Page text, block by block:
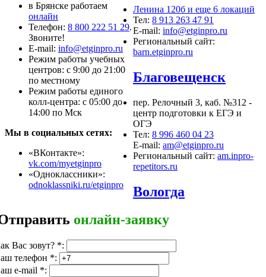
в Брянске работаем
онлайн
Телефон: 8 800 222 51 29.
Звоните!
Е-mail: info@etginpro.ru
Режим работы учебных
центров: с 9:00 до 21:00
по местному
Режим работы единого
колл-центра: с 05:00 до
14:00 по Мск
Мы в социальных сетях:
«ВКонтакте»:
vk.com/myetginpro
«Одноклассники»:
odnoklassniki.ru/etginpro
онлайн-заявку
Вас зовут? *:
телефон *:
e-mail *:
Ленина 120б и еще 6 локаций
Тел: 8 913 263 47 91
E-mail: info@etginpro.ru
Региональный сайт:
barn.etginpro.ru
Благовещенск
пер. Релочный 3, каб. №312 -
центр подготовки к ЕГЭ и
ОГЭ
Тел: 8 996 460 04 23
E-mail: am@etginpro.ru
Региональный сайт: am.inpro-
repetitors.ru
Вологда